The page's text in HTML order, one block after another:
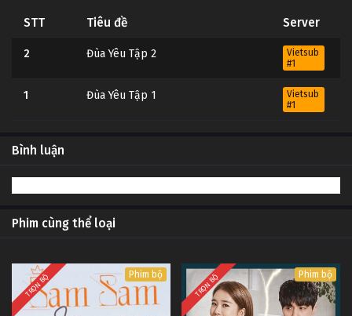
STT Tiêu đề Server
2 Đùa Yêu Tập 2
Vietsub
#1
1 Đùa Yêu Tập 1
Vietsub
#1
Bình luận
Phim cùng thể loại
TRỌN BỘ Phim bộ TRỌN BỘ Phim bộ